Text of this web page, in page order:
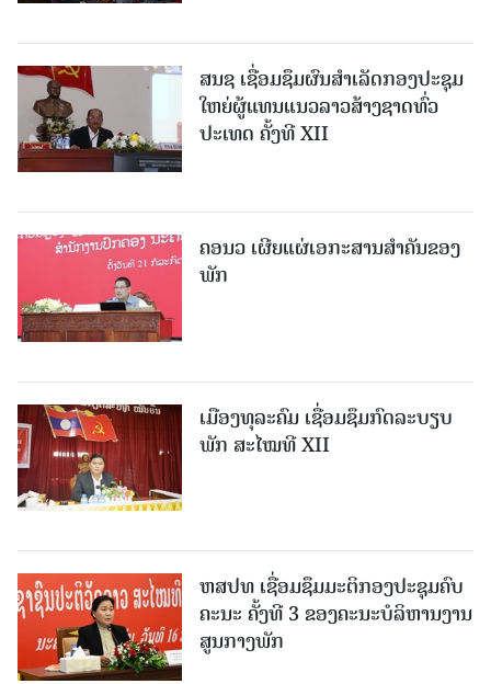
ສນຊ ເຊື່ອມຊຶມຜົນສໍາເລັດກອງປະຊຸມ
ໃຫຍ່ຜູ້ແທນແນວລາວສ້າງຊາດທົ່ວ
ປະເທດ ຄັ້ງທີ XII
ຄອນວ ເຜີຍແຜ່ເອກະສານສໍາຄັນຂອງ
ພັກ
ເມືອງທຸລະຄົມ ເຊື່ອມຊຶມກົດລະບຽບ
ພັກ ສະໄໝທີ XII
ຫສປທ ເຊື່ອມຊຶມມະຕິກອງປະຊຸມຄົບ
ຄະນະ ຄັ້ງທີ 3 ຂອງຄະນະບໍລິຫານງານ
ສູນກາງພັກ